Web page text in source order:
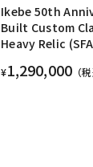
Ikebe 50th
Built Custom
Heavy Relic
¥1,290,000 （